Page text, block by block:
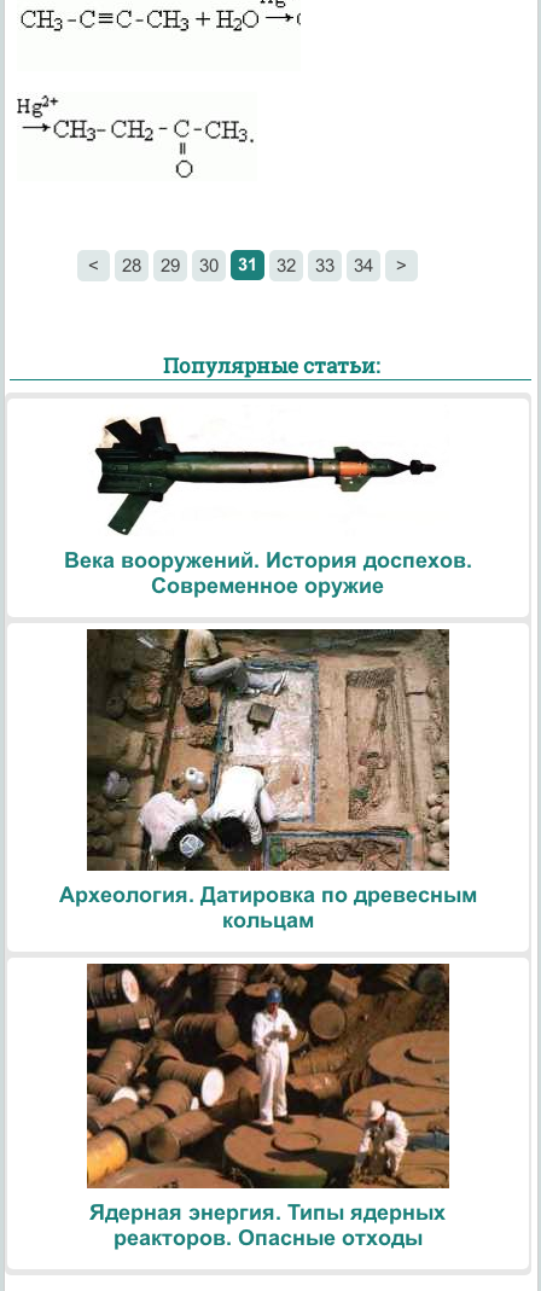
< 28 29 30 31 32 33 34 >
Популярные статьи:
Века вооружений. История доспехов.
Современное оружие
Археология. Датировка по древесным
кольцам
Ядерная энергия. Типы ядерных
реакторов. Опасные отходы